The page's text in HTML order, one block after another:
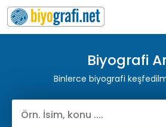
Biyografi
Binlerce biyografi